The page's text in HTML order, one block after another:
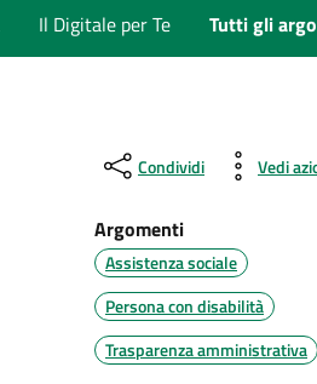
Il Digitale per Te Tutti gli
Condividi Vedi
Argomenti
Assistenza sociale
Persona con disabilità
Trasparenza amministrativa